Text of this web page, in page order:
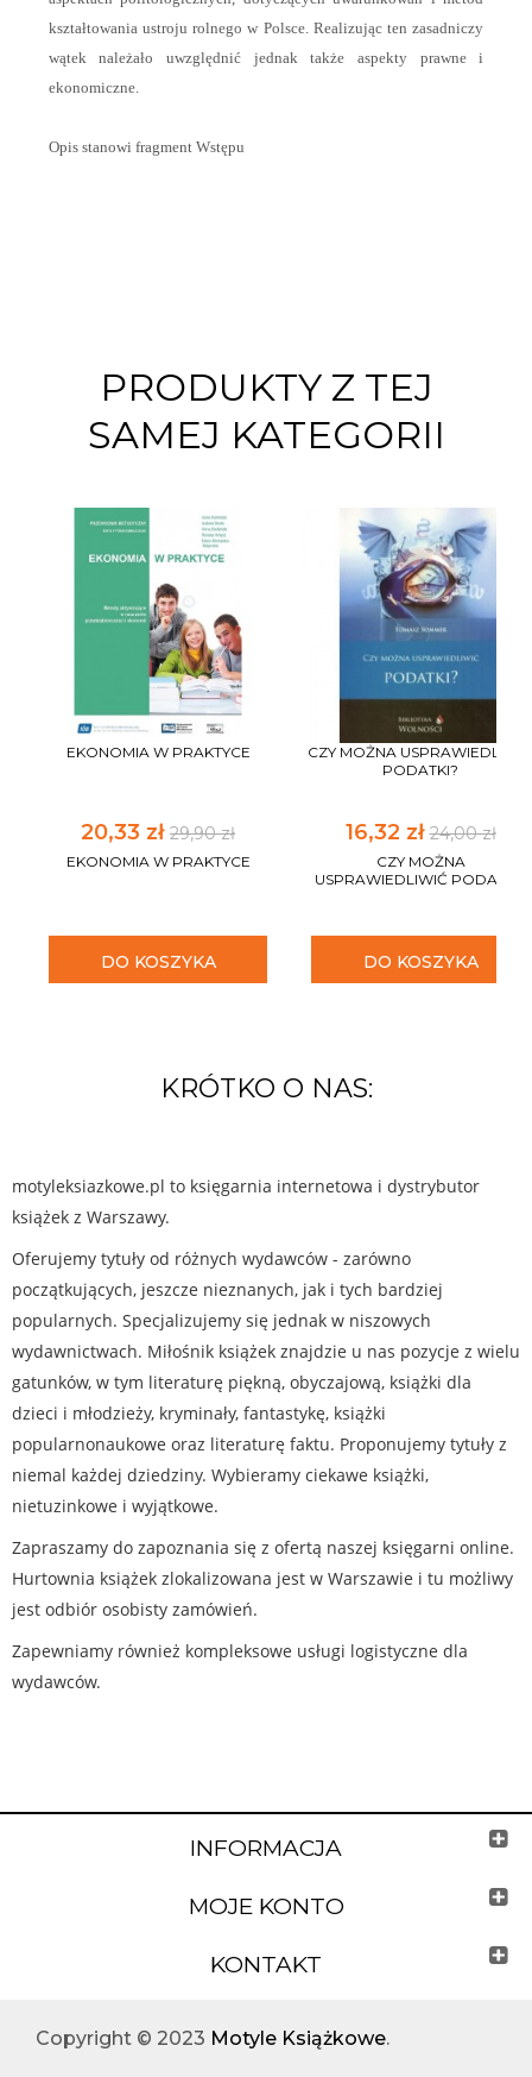
kształtowania ustroju rolnego w Polsce. Realizując ten zasadniczy
wątek należało uwzględnić jednak także aspekty prawne i
ekonomiczne.
Opis stanowi fragment Wstępu
PRODUKTY Z TEJ
SAMEJ KATEGORII
EKONOMIA W PRAKTYCE
20,33 zł 29,90 zł
EKONOMIA W PRAKTYCE
DO KOSZYKA
CZY MOŻNA USPRAWIEDLIWIĆ
PODATKI?
16,32 zł24,00 zł
CZY MOŻNA
USPRAWIEDLIWIĆ PODATKI?
DO KOSZYKA
KRÓTKO O NAS:
motyleksiazkowe.pl to księgarnia internetowa i dystrybutor
książek z Warszawy.
Oferujemy tytuły od różnych wydawców - zarówno
początkujących, jeszcze nieznanych, jak i tych bardziej
popularnych. Specjalizujemy się jednak w niszowych
wydawnictwach. Miłośnik książek znajdzie u nas pozycje z wielu
gatunków, w tym literaturę piękną, obyczajową, książki dla
dzieci i młodzieży, kryminały, fantastykę, książki
popularnonaukowe oraz literaturę faktu. Proponujemy tytuły z
niemal każdej dziedziny. Wybieramy ciekawe książki,
nietuzinkowe i wyjątkowe.
Zapraszamy do zapoznania się z ofertą naszej księgarni online.
Hurtownia książek zlokalizowana jest w Warszawie i tu możliwy
jest odbiór osobisty zamówień.
Zapewniamy również kompleksowe usługi logistyczne dla
wydawców.
INFORMACJA
MOJE KONTO
KONTAKT
Copyright © 2023 Motyle Książkowe.